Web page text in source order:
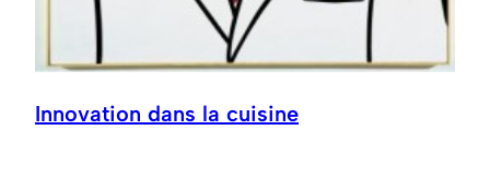
Innovation dans la cuisine